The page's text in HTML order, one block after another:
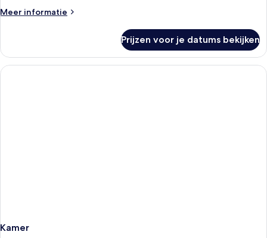
Meer informatie
Meer
(3
adults)
Prijzen voor je datums bekijken
Kamer